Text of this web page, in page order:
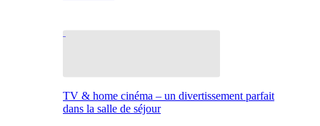
TV & home cinéma – un divertissement parfait
dans la salle de séjour